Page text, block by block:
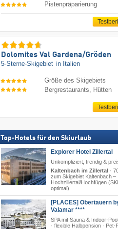
Pistenpräparierung
Dolomites Val Gardena/​Gröden
5-Sterne-Skigebiet in Italien
Größe des Skigebiets
Bergrestaurants, Hütten
Top-Hotels für den Skiurlaub
Explorer Hotel Zillertal
Unkompliziert, trendig &
Kaltenbach im Zillertal·
zum Skigebiet Kaltenbach –
Hochzillertal/​Hochfügen
optimal)
[PLACES] Obertauern
Valamar ****
SPA mit Sauna & Indoor-
· flexible Halbpension · Pet-